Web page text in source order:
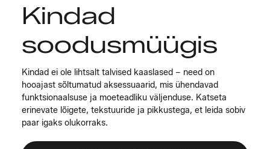
Kindad
soodusmüügis
Kindad ei ole lihtsalt talvised kaaslased – need on
hooajast sõltumatud aksessuaarid, mis ühendavad
funktsionaalsuse ja moeteadliku väljenduse. Katseta
erinevate lõigete, tekstuuride ja pikkustega, et leida sobiv
paar igaks olukorraks.